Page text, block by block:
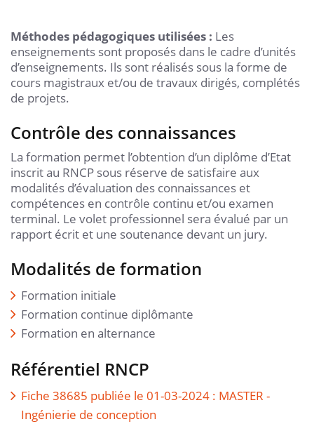
Méthodes pédagogiques utilisées : Les
enseignements sont proposés dans le cadre d’unités
d’enseignements. Ils sont réalisés sous la forme de
cours magistraux et/ou de travaux dirigés, complétés
de projets.
Contrôle des connaissances
La formation permet l’obtention d’un diplôme d’Etat
inscrit au RNCP sous réserve de satisfaire aux
modalités d’évaluation des connaissances et
compétences en contrôle continu et/ou examen
terminal. Le volet professionnel sera évalué par un
rapport écrit et une soutenance devant un jury.
Modalités de formation
Formation initiale
Formation continue diplômante
Formation en alternance
Référentiel RNCP
Fiche 38685 publiée le 01-03-2024 : MASTER -
Ingénierie de conception